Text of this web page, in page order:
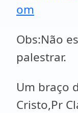
om
Obs:Não
palestrar.
Um braço
Cristo,Pr